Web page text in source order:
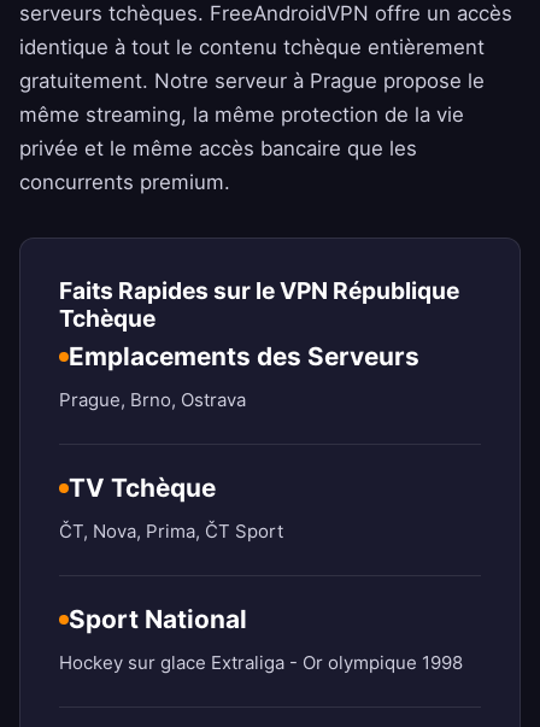
serveurs tchèques. FreeAndroidVPN offre un accès
identique à tout le contenu tchèque entièrement
gratuitement. Notre serveur à Prague propose le
même streaming, la même protection de la vie
privée et le même accès bancaire que les
concurrents premium.
Faits Rapides sur le VPN République
Tchèque
Emplacements des Serveurs
Prague, Brno, Ostrava
TV Tchèque
ČT, Nova, Prima, ČT Sport
Sport National
Hockey sur glace Extraliga - Or olympique 1998